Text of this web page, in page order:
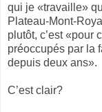
qui je «travaille»
Plateau-Mont-
plutôt, c’est «pour
préoccupés par la
depuis deux ans».
C’est clair?